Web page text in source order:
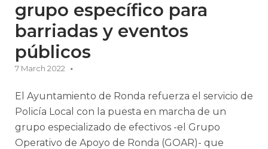
grupo específico para
barriadas y eventos
públicos
7 March 2022
El Ayuntamiento de Ronda refuerza el servicio de
Policía Local con la puesta en marcha de un
grupo especializado de efectivos -el Grupo
Operativo de Apoyo de Ronda (GOAR)- que